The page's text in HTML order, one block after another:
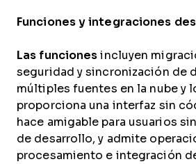
Funciones y integraciones
Las funcionesincluyen
seguridad y sincronización de
múltiples fuentes en la nube y
proporciona una interfaz sin
hace amigable para usuarios
de desarrollo, y admite
procesamiento e integración